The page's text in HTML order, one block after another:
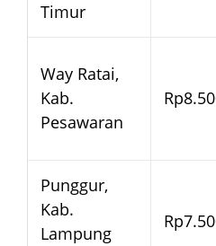
Timur
Way Ratai,
Kab.
Pesawaran
Punggur,
Kab.
Lampung